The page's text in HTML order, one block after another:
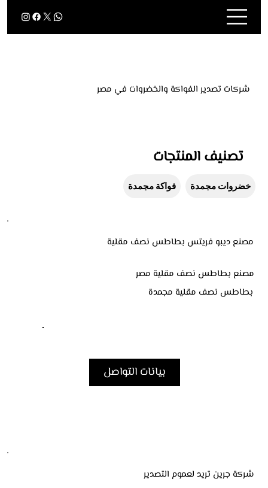
شركات تصدير الفواكة والخضروات في مصر
تصنيف المنتجات
خضروات مجمدة فواكة مجمدة
مصنع ديبو فريتس بطاطس نصف مقلية
مصنع بطاطس نصف مقلية مصر
بطاطس نصف مقلية مجمدة
بيانات التواصل
شركة جرين تريد لعموم التصدير